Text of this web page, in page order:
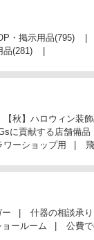
・掲示用品(795)
品(281)
【秋】ハロウィン装
に貢献する店舗備品
ワーショップ用
ー 什器の相談承
ールーム 公費